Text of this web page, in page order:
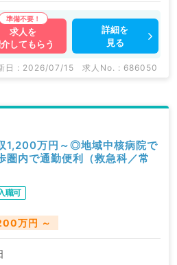
求人を
してもらう
詳細を
見る
日 : 2026/07/15 求人No. : 686050
1,200万円～◎地域中核病院で
圏内で通勤便利（救急科／常
職可
万円 ～